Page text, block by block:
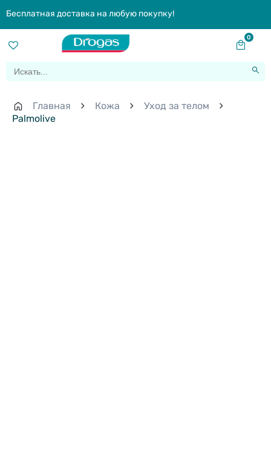
Бесплатная доставка на любую покупку!
0
Главная Кожа
Уход за телом
Palmolive